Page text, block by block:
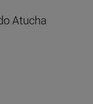
Atucha